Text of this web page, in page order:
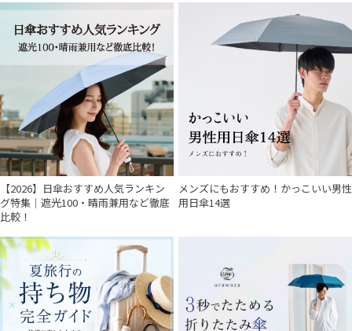
【2026】日傘おすすめ人気ランキン
グ特集｜遮光100・晴雨兼用など徹底
比較！
メンズにもおすすめ！かっこいい男性
用日傘14選